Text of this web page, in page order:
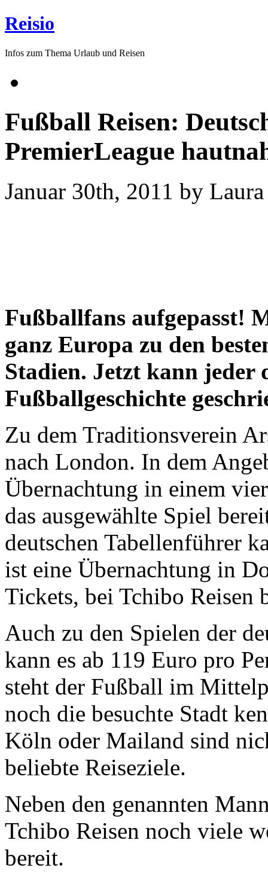
Reisio
Infos zum Thema Urlaub und Reisen
Fußball Reisen:
PremierLeague
Januar 30th, 2011 by Laura
Fußballfans aufgepasst!
ganz Europa zu den
Stadien. Jetzt kann jeder
Fußballgeschichte
Zu dem Traditionsverein
nach London. In dem
Übernachtung in einem
das ausgewählte Spiel
deutschen Tabellenführer
ist eine Übernachtung in
Tickets, bei Tchibo Reisen
Auch zu den Spielen der
kann es ab 119 Euro pro
steht der Fußball im
noch die besuchte Stadt
Köln oder Mailand sind
beliebte Reiseziele.
Neben den genannten
Tchibo Reisen noch viele
bereit.